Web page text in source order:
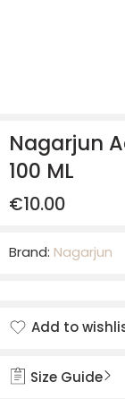
Nagarjun
100 ML
€10.00
Brand: Nagarjun
Add to
Size Guide